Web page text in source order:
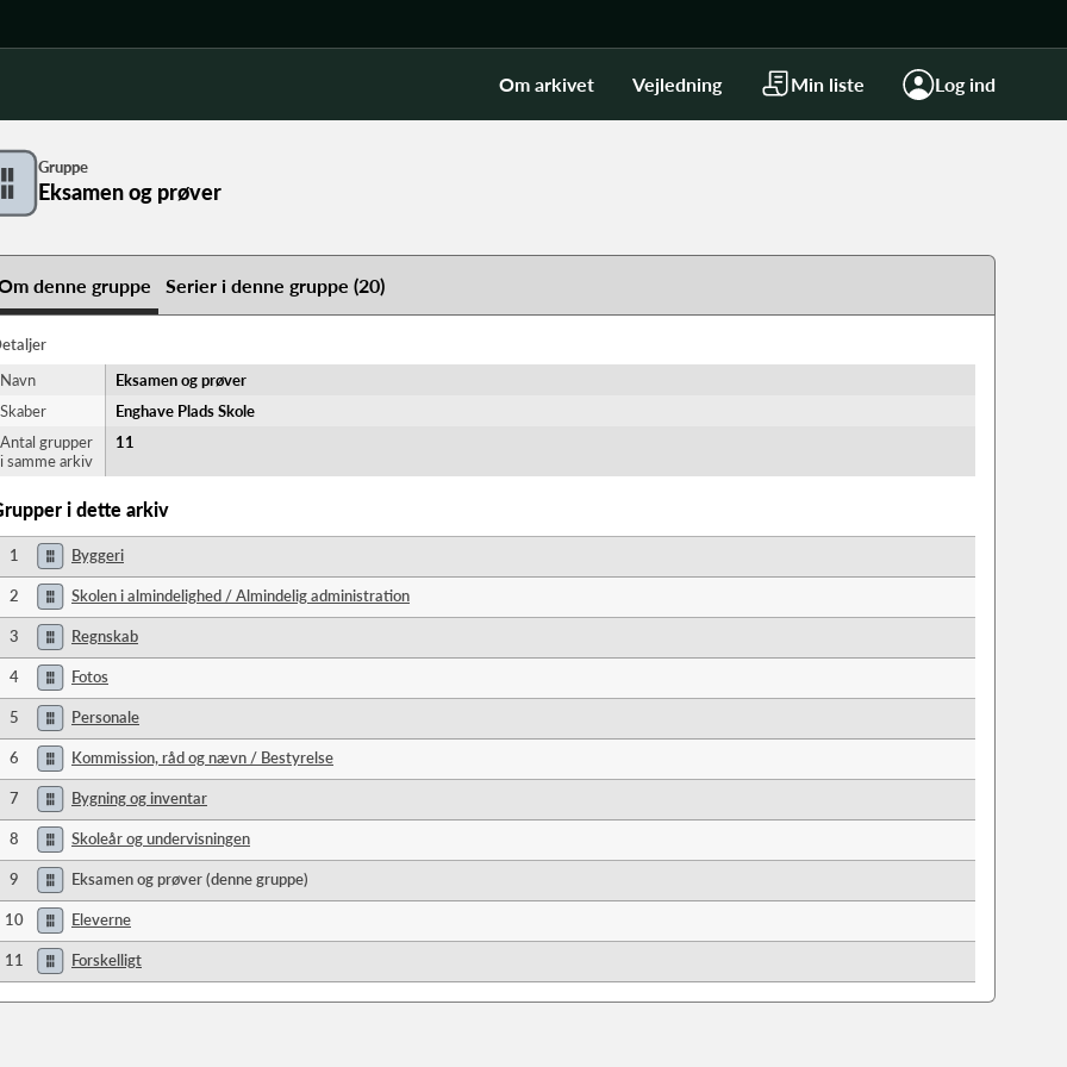
Om arkivet Vejledning Min liste Log ind
Gruppe
Eksamen og prøver
denne gruppe Serier i denne gruppe (20)
Navn
Eksamen og prøver
Skaber
Enghave Plads Skole
Antal grupper
i samme arkiv
11
i dette arkiv
1 Byggeri
2 Skolen i almindelighed / Almindelig administration
3 Regnskab
4 Fotos
5 Personale
6 Kommission, råd og nævn / Bestyrelse
7 Bygning og inventar
8 Skoleår og undervisningen
9 Eksamen og prøver (denne gruppe)
10 Eleverne
11 Forskelligt